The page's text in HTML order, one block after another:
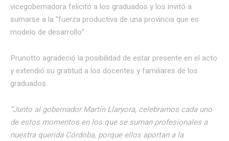
vicegobernadora felicitó a los graduados y los invitó a
sumarse a la “fuerza productiva de una provincia que es
modelo de desarrollo”.
Prunotto agradeció la posibilidad de estar presente en el acto
y extendió su gratitud a los docentes y familiares de los
graduados.
“Junto al gobernador Martín Llaryora, celebramos cada uno
de estos momentos en los que se suman profesionales a
nuestra querida Córdoba, porque ellos aportan a la